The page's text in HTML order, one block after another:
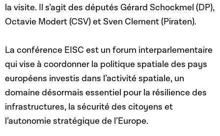
la visite. Il s’agit des députés Gérard Schockmel (DP),
Octavie Modert (CSV) et Sven Clement (Piraten).
La conférence EISC est un forum interparlementaire
qui vise à coordonner la politique spatiale des pays
européens investis dans l’activité spatiale, un
domaine désormais essentiel pour la résilience des
infrastructures, la sécurité des citoyens et
l’autonomie stratégique de l’Europe.